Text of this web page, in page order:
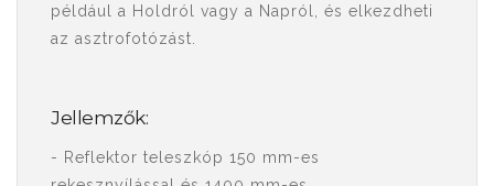
például a Holdról vagy a Napról, és elkezdheti
az asztrofotózást.
Jellemzők:
- Reflektor teleszkóp 150 mm-es